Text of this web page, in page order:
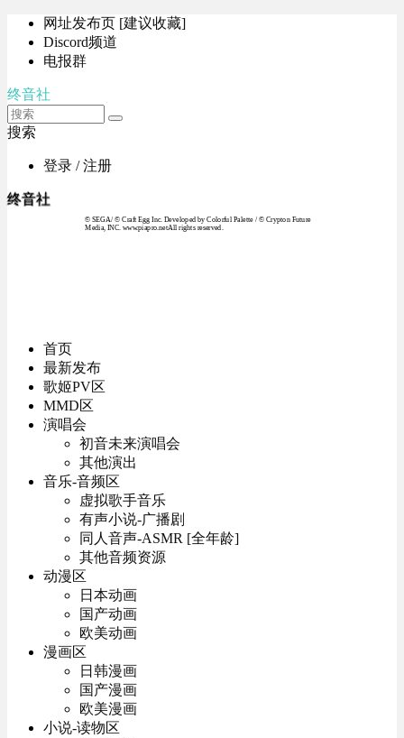
网址发布页 [建议收藏]
Discord频道
电报群
终音社
搜索
登录 / 注册
终音社
© SEGA / © Craft Egg Inc. Developed by Colorful Palette / © Crypton Future
Media, INC. www.piapro.netAll rights reserved.
首页
最新发布
歌姬PV区
MMD区
演唱会
初音未来演唱会
其他演出
音乐-音频区
虚拟歌手音乐
有声小说-广播剧
同人音声-ASMR [全年龄]
其他音频资源
动漫区
日本动画
国产动画
欧美动画
漫画区
日韩漫画
国产漫画
欧美漫画
小说-读物区